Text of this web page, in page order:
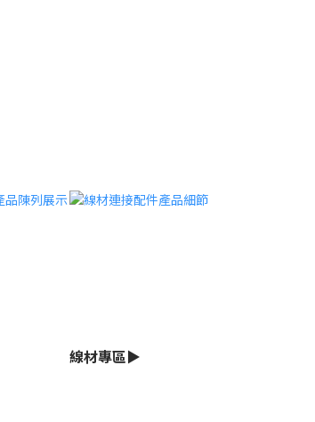
線材專區▶